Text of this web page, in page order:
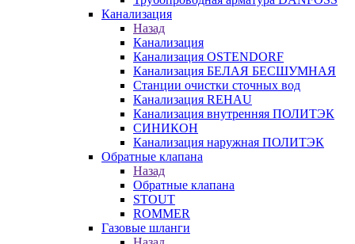
Канализация
Назад
Канализация
Канализация OSTENDORF
Канализация БЕЛАЯ БЕСШУМНАЯ
Станции очистки сточных вод
Канализация REHAU
Канализация внутренняя ПОЛИТЭК
СИНИКОН
Канализация наружная ПОЛИТЭК
Обратные клапана
Назад
Обратные клапана
STOUT
ROMMER
Газовые шланги